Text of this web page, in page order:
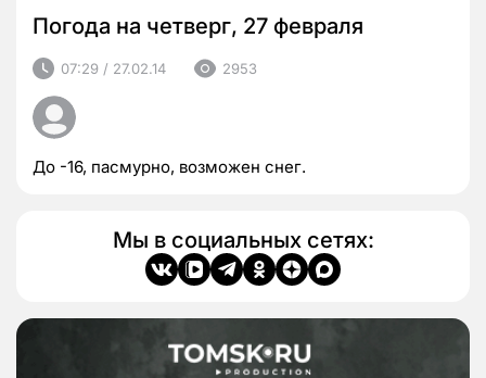
Погода на четверг, 27 февраля
07:29 / 27.02.14 2953
До -16, пасмурно, возможен снег.
Мы в социальных сетях: